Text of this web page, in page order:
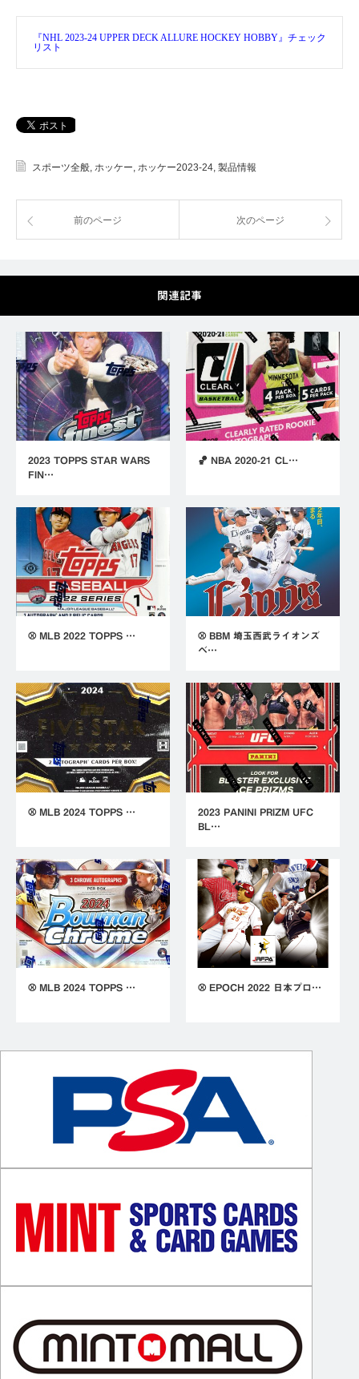
『NHL 2023-24 UPPER DECK ALLURE HOCKEY HOBBY』チェック
リスト
スポーツ全般 ホッケー ホッケー2023-24 製品情報
前のページ 次のページ
関連記事
2023 TOPPS STAR WARS
FIN…
🏀 NBA 2020-21 CL…
⚾ MLB 2022 TOPPS …
⚾ BBM 埼玉西武ライオンズ
ベ…
⚾ MLB 2024 TOPPS …
2023 PANINI PRIZM UFC
BL…
⚾ MLB 2024 TOPPS … ⚾ EPOCH 2022 日本プロ…